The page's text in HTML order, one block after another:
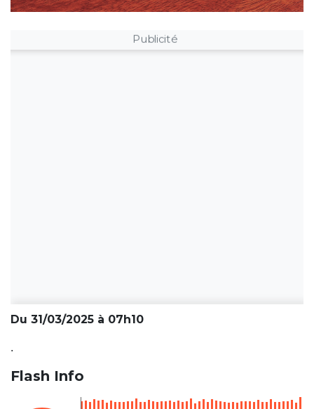
Publicité
Du 31/03/2025 à 07h10
.
Flash Info